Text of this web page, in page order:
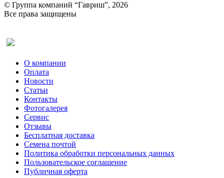
© Группа компаний “Гавриш”, 2026
Все права защищены
О компании
Оплата
Новости
Статьи
Контакты
Фотогалерея​
Сервис
Отзывы
Бесплатная доставка
Семена почтой
Политика обработки персональных данных
Пользовательское соглашение
Публичная оферта